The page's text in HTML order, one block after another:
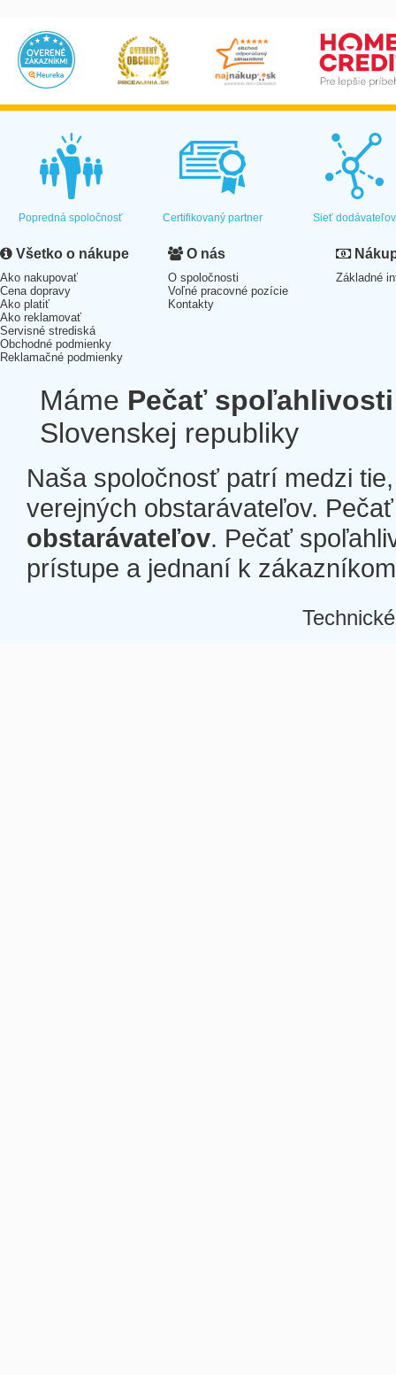
Popredná spoločnosť Certifikovaný partner Sieť dodávateľov
Všetko o nákupe
Ako nakupovať
Cena dopravy
Ako platiť
Ako reklamovať
Servisné strediská
Obchodné podmienky
Reklamačné podmienky
O nás
O spoločnosti
Voľné pracovné pozície
Kontakty
Základné
Máme Pečať spoľahlivosti
Slovenskej republiky
Naša spoločnosť patrí medzi
verejných obstarávateľov.
obstarávateľov. Pečať
prístupe a jednaní k